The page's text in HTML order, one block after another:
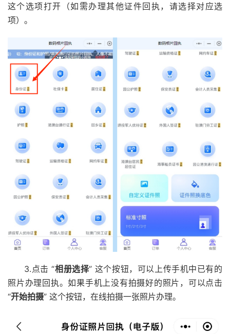
这个选项打开（如需办理其他证件回执，请选择对应选
项）。
3.点击 “相册选择” 这个按钮，可以上传手机中已有的
照片办理回执。如果手机上没有拍摄好的照片，可以点击
“开始拍摄” 这个按钮，在线拍摄一张照片办理。